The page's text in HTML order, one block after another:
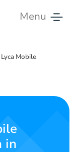
Menu
Lyca Mobile
in